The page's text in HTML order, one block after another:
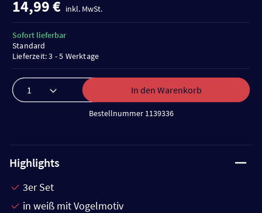
14,99 € inkl. MwSt.
In den Warenkorb
Bestellnummer 1139336
Sofort lieferbar
Standard
Lieferzeit: 3 - 5 Werktage
Highlights
3er Set
in weiß mit Vogelmotiv